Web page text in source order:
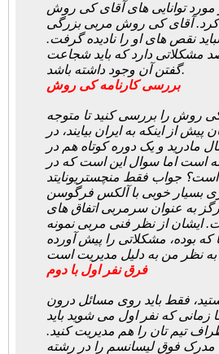
توانایی های آقای کی روش
کرد. آقای کی روش مربی بزرگی
نقص های او را نادیده گرفت.
دارد که باید شجاعت
گفتن آن وجود داشته باشد.
بررسی کارنامه کی روش
روش را بررسی کنید تا متوجه
از اینکه به ایران بیایند، در
مادرید و یک دوره کوتاه هم در
است اما سوال این است که در
است؟ جواب فقط منچستریونایتد
بسیار خوبی با آلکس فرگوسن
به عنوان سرمربی اتفاق های
ایشان از نظر فنی مربی نمونه
بوده، مشکلاتی را پیش آورده
فرق نفر اول با دوم
فقط باید روی مسائل درون
زمانی که نفر اول می شوید باید
تیم تان را هم مدیریت کنید.
فوق لیسانسم را در رشته